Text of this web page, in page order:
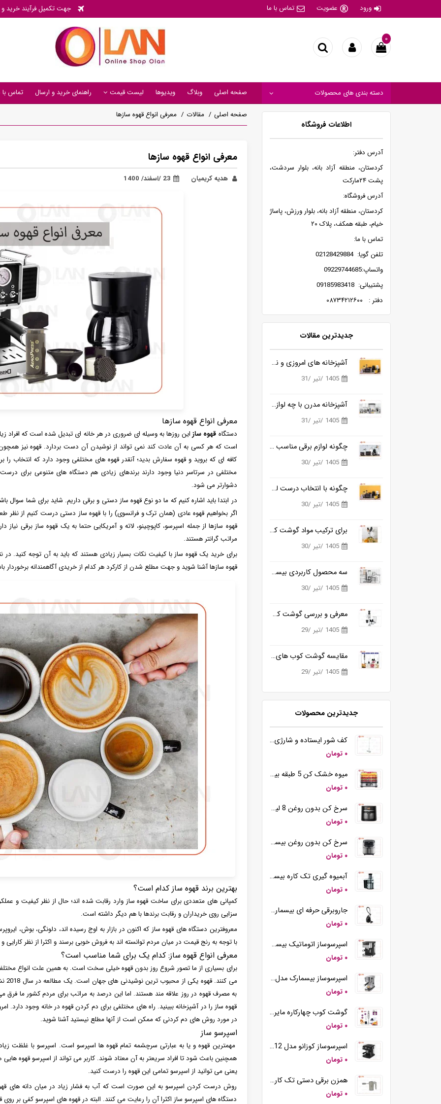
ورود عضویت تماس با ما جهت تکمیل فرآیند خرید و
۰
صفحه اصلی وبلاگ ویدیوها لیست قیمت راهنمای خرید و ارسال تماس با دسته بندی های محصولات
صفحه اصلی مقالات معرفی انواع قهوه سازها
معرفی انواع قهوه سازها
هدیه کریمیان 23 /اسفند/ 1400
معرفی انواع قهوه سازها
دستگاه قهوه سازاین روزها به وسیله ای ضروری در هر خانه ای تبدیل شده است که
است که هر کسی به آن عادت کند نمی تواند از نوشیدن آن دست بردارد. قهوه نیز همچون
کافه ای که بروید و قهوه سفارش بدید؛ آنقدر قهوه های مختلفی وجود دارد که انتخاب را
مختلفی در سرتاسر دنیا وجود دارند برندهای زیادی هم دستگاه های متنوعی برای
دشوارتر می شود.
در ابتدا باید اشاره کنیم که ما دو نوع قهوه ساز دستی و برقی داریم. شاید برای شما سوال
اگر بخواهیم قهوه عادی (همان ترک و فرانسوی) را با قهوه ساز دستی درست کنیم از نظر
قهوه سازها از جمله اسپرسو، کاپوچینو، لاته و آمریکایی حتما به یک قهوه ساز برقی نیاز
مراتب گرانتر هستند.
برای خرید یک قهوه ساز با کیفیت نکات بسیار زیادی هستند که باید به آن توجه کنید. در
قهوه سازها آشنا شوید و جهت مطلع شدن از کارکرد هر کدام از خریدی آگاهمندانه برخوردار
بهترین برند قهوه ساز کدام است؟
کمپانی های متعددی برای ساخت قهوه ساز وارد رقابت شده اند؛ حال از نظر کیفیت و
سزایی روی خریداران و رقابت برندها با هم دیگر داشته است.
معروفترین دستگاه های قهوه ساز که اکنون در بازار به اوج رسیده اند، دلونگی، بوش،
با توجه به رنج قیمت در میان مردم توانسته اند به فروش خوبی برسند و اکثرا از نظر کارایی
معرفی انواع قهوه ساز: کدام یک برای شما مناسب است؟
برای بسیاری از ما تصور شروع روز بدون قهوه خیلی سخت است. به همین علت انواع
به مصرف قهوه در روز علاقه مند هستند. اما این درصد به مراتب برای مردم کشور ما
قهوه ساز را در آشپزخانه ببینید. راه های مختلفی برای دم کردن قهوه در خانه وجود دارد.
در مورد روش های دم کردنی که ممکن است از آنها مطلع نیستید آشنا شوید.
اسپرسو ساز
مهمترین قهوه و یا به عبارتی سرچشمه تمام قهوه ها اسپرسو است. اسپرسو با غلظت
همچنین باعث شود تا افراد سریعتر به آن معتاد شوند. کاربر می تواند از اسپرسو قهوه
یعنی می توانید از اسپرسو تمامی این قهوه را درست کنید.
روش درست کردن اسپرسو به این صورت است که آب به فشار زیاد در میان دانه های
دستگاه های اسپرسو ساز اکثرا آن را رعایت می کنند. البته در قهوه های اسپرسو کفی بر
اطلاعات فروشگاه
آدرس دفتر:
کردستان، منطقه آزاد بانه، بلوار سردشت،
پشت ۲۴مارکت
آدرس فروشگاه:
کردستان، منطقه آزاد بانه، بلوار ورزش، پاساژ
خیام، طبقه همکف، پلاک ۲۰
تماس با ما:
تلفن گویا: 02128429884
واتساپ:09229744685
پشتیبانی: 09185983418
دفتر : ۰۸۷۳۴۲۱۲۶۰۰
جدیدترین مقالات
آشپزخانه های امروزی و نیاز به ابزارهای هوشمندتر
1405 /تیر /31
آشپزخانه مدرن با چه لوازمی کامل می شود؟
1405 /تیر /31
چگونه لوازم برقی مناسب آشپزی روزانه را ساده تر می کنند؟
1405 /تیر /30
چگونه با انتخاب درست لوازم برقی آشپزخانه، زمان آشپزی را نصف کنیم؟
1405 /تیر /30
برای ترکیب مواد گوشت کوب برقی بهتره یا مخلوط کن؟
1405 /تیر /30
سه محصول کاربردی بیسمارک برای آشپزخانه های مدرن
1405 /تیر /30
معرفی و بررسی گوشت کوب برقی بیسمارک مدل BM3315
1405 /تیر /29
مقایسه گوشت کوب های برقی بیسمارک مدل BM3315 و BM3316
1405 /تیر /29
جدیدترین محصولات
کف شور ایستاده و شارژی بیسمارک مدل BM5510
۰ تومان
میوه خشک کن 5 طبقه بیسمارک مدل BM3004
۰ تومان
سرخ کن بدون روغن 8 لیتری بیسمارک مدل BM3570
۰ تومان
سرخ کن بدون روغن بیسمارک مدل BM-3558
۰ تومان
آبمیوه گیری تک کاره بیسمارک مدل BM2360
۰ تومان
جاروبرقی حرفه ای بیسمارک مدل BM2109
۰ تومان
اسپرسوساز اتوماتیک بیسمارک مدل BM2290
۰ تومان
اسپرسوساز بیسمارک مدل BM2260
۰ تومان
گوشت کوب چهارکاره مایر مدل MR-194
۰ تومان
اسپرسوساز کوزانو مدل KM12
۰ تومان
همزن برقی دستی تک کاره کوزانو مدل HM212
۰ تومان